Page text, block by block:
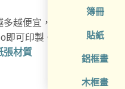
簿冊
貼紙
鋁框畫
木框畫
多越便宜，多種材質可選擇
即可印製。
張材質